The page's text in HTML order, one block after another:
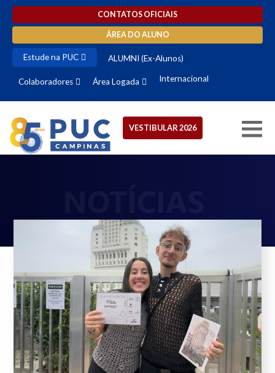
CONTATOS OFICIAIS
ÁREA DO ALUNO
Estude na PUC ALUMNI (Ex-Alunos)
Colaboradores Área Logada Internacional
VESTIBULAR 2026